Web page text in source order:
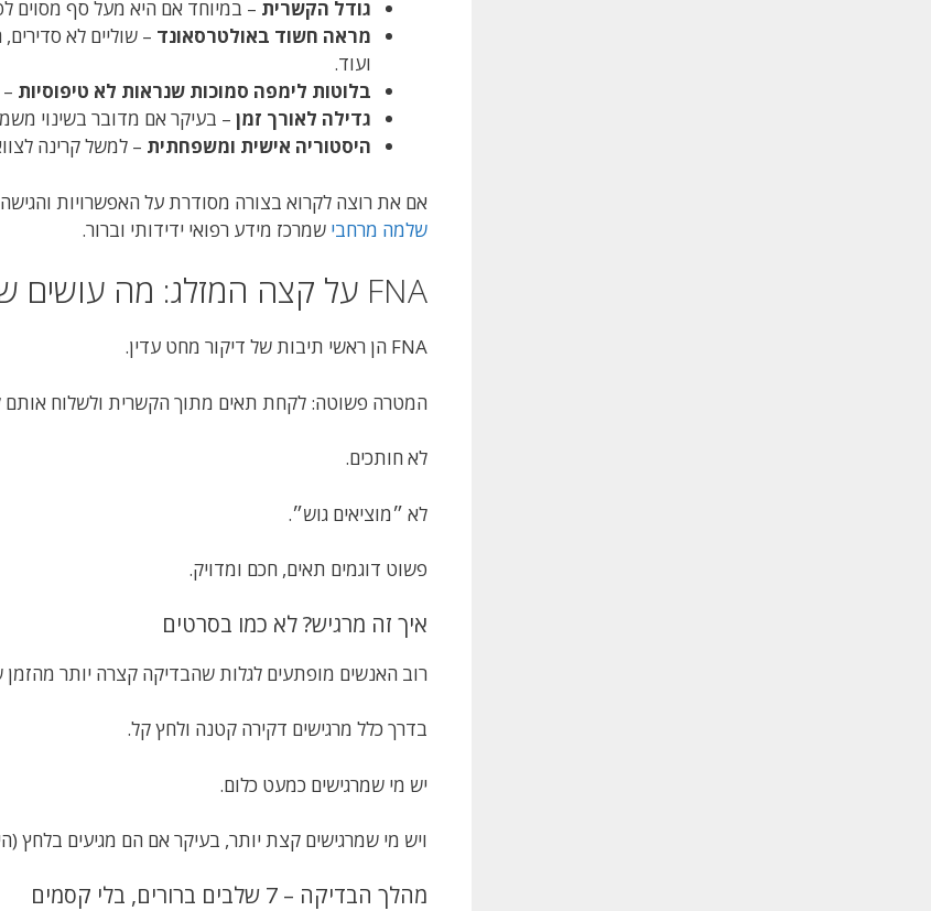
גודל הקשרית – במיוחד אם היא מעל סף מסוים
מראה חשוד באולטרסאונד – שוליים לא
ועוד.
בלוטות לימפה סמוכות שנראות לא טיפוסיות
גדילה לאורך זמן – בעיקר אם מדובר בשינוי
היסטוריה אישית ומשפחתית – למשל קרינה
אם את רוצה לקרוא בצורה מסודרת על האפשרויות
שלמה מרחבי שמרכז מידע רפואי ידידותי וברור.
FNA על קצה המזלג: מה עושים שם בעצם?
FNA הן ראשי תיבות של דיקור מחט עדין.
המטרה פשוטה: לקחת תאים מתוך הקשרית ולשלוח אותם
לא חותכים.
לא ״מוציאים גוש״.
פשוט דוגמים תאים, חכם ומדויק.
איך זה מרגיש? לא כמו בסרטים
רוב האנשים מופתעים לגלות שהבדיקה קצרה יותר מהזמן
בדרך כלל מרגישים דקירה קטנה ולחץ קל.
יש מי שמרגישים כמעט כלום.
ויש מי שמרגישים קצת יותר, בעיקר אם הם מגיעים בלחץ
מהלך הבדיקה – 7 שלבים ברורים, בלי קסמים